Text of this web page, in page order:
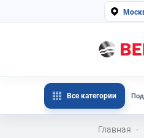
Все категории
Главная ·